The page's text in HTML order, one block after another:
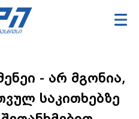
- არ მგონია,
საკითხებზე